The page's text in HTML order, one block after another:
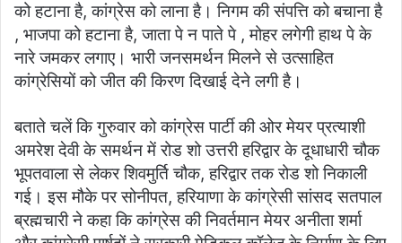
को हटाना है, कांग्रेस को लाना है। निगम की संपत्ति को बचाना है
, भाजपा को हटाना है, जाता पे न पाते पे , मोहर लगेगी हाथ पे के
नारे जमकर लगाए। भारी जनसमर्थन मिलने से उत्साहित
कांग्रेसियों को जीत की किरण दिखाई देने लगी है।
बताते चलें कि गुरुवार को कांग्रेस पार्टी की ओर मेयर प्रत्याशी
अमरेश देवी के समर्थन में रोड शो उत्तरी हरिद्वार के दूधाधारी चौक
भूपतवाला से लेकर शिवमुर्ति चौक, हरिद्वार तक रोड शो निकाली
गई।‌ इस मौके पर सोनीपत, हरियाणा के कांग्रेसी सांसद सतपाल
ब्रह्मचारी ने कहा कि कांग्रेस की निवर्तमान मेयर अनीता शर्मा